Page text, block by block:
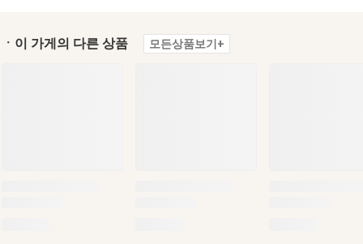
ㆍ이 가게의 다른 상품 모든상품보기+